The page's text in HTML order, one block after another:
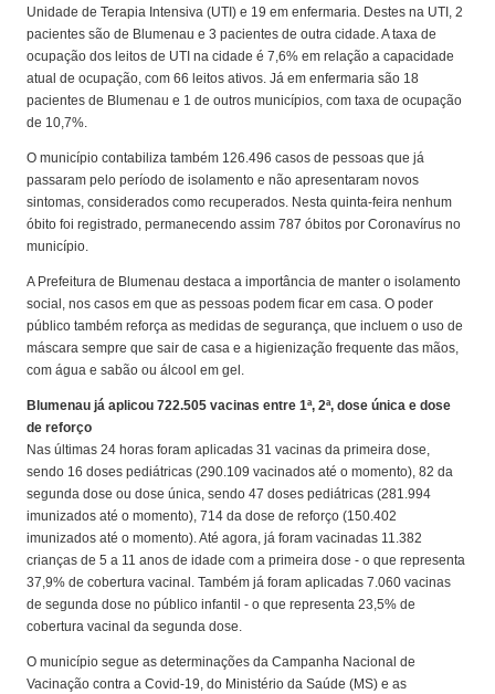
Unidade de Terapia Intensiva (UTI) e 19 em enfermaria. Destes na UTI, 2
pacientes são de Blumenau e 3 pacientes de outra cidade. A taxa de
ocupação dos leitos de UTI na cidade é 7,6% em relação a capacidade
atual de ocupação, com 66 leitos ativos. Já em enfermaria são 18
pacientes de Blumenau e 1 de outros municípios, com taxa de ocupação
de 10,7%.
O município contabiliza também 126.496 casos de pessoas que já
passaram pelo período de isolamento e não apresentaram novos
sintomas, considerados como recuperados. Nesta quinta-feira nenhum
óbito foi registrado, permanecendo assim 787 óbitos por Coronavírus no
município.
A Prefeitura de Blumenau destaca a importância de manter o isolamento
social, nos casos em que as pessoas podem ficar em casa. O poder
público também reforça as medidas de segurança, que incluem o uso de
máscara sempre que sair de casa e a higienização frequente das mãos,
com água e sabão ou álcool em gel.
Blumenau já aplicou 722.505 vacinas entre 1ª, 2ª, dose única e dose
de reforço
Nas últimas 24 horas foram aplicadas 31 vacinas da primeira dose,
sendo 16 doses pediátricas (290.109 vacinados até o momento), 82 da
segunda dose ou dose única, sendo 47 doses pediátricas (281.994
imunizados até o momento), 714 da dose de reforço (150.402
imunizados até o momento). Até agora, já foram vacinadas 11.382
crianças de 5 a 11 anos de idade com a primeira dose - o que representa
37,9% de cobertura vacinal. Também já foram aplicadas 7.060 vacinas
de segunda dose no público infantil - o que representa 23,5% de
cobertura vacinal da segunda dose.
O município segue as determinações da Campanha Nacional de
Vacinação contra a Covid-19, do Ministério da Saúde (MS) e as